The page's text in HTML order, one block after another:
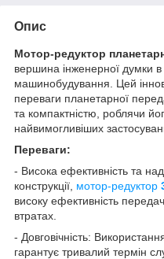
Опис
Мотор-редуктор
вершина інженерної думки в
машинобудування. Цей
переваги планетарної
та компактністю, роблячи
найвимогливіших
Переваги:
- Висока ефективність та
конструкції, мотор-редуктор
високу ефективність
втратах.
- Довговічність:
гарантує тривалий термін